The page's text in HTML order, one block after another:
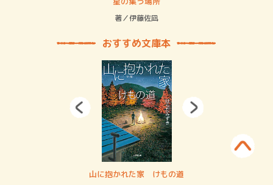
著／伊藤佐凪
おすすめ文庫本
山に抱かれた家 けもの道